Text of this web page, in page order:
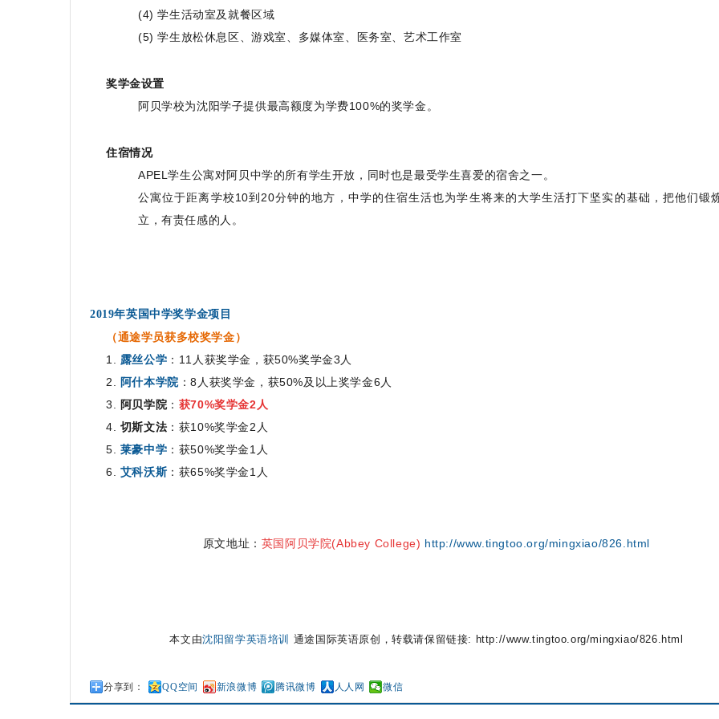
(4) 学生活动室及就餐区域
(5) 学生放松休息区、游戏室、多媒体室、医务室、艺术工作室
奖学金设置
阿贝学校为沈阳学子提供最高额度为学费100%的奖学金。
住宿情况
APEL学生公寓对阿贝中学的所有学生开放，同时也是最受学生喜爱的宿舍之一。
公寓位于距离学校10到20分钟的地方，中学的住宿生活也为学生将来的大学生活打下坚实的基础，把他们锻
立，有责任感的人。
2019年英国中学奖学金项目
（通途学员获多校奖学金）
1. 露丝公学 ：11人获奖学金，获50%奖学金3人
2.
阿什本学院：8人获奖学金，获50%及以上奖学金6人
3.
阿贝学院 ： 获70%奖学金2人
4. 切斯文法 ：获10%奖学金2人
5. 莱豪中学 ： 获50%奖学金1人
6. 艾科沃斯 ：获65%奖学金1人
原文地址： 英国阿贝学院(Abbey College) http://www.tingtoo.org/mingxiao/826.html
本文由沈阳留学英语培训 通途国际英语原创，转载请保留链接: http://www.tingtoo.org/mingxiao/826.html
分享到： QQ空间 新浪微博 腾讯微博 人人网 微信